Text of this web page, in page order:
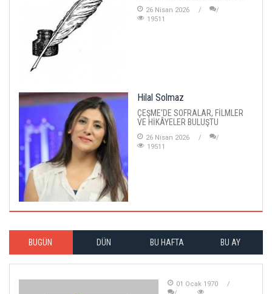
26 Nisan 2026
19511
Hilal Solmaz
ÇEŞME'DE SOFRALAR, FİLMLER
VE HİKÂYELER BULUŞTU
26 Nisan 2026
19511
BUGÜN DÜN BU HAFTA BU AY
01 Ocak 1970